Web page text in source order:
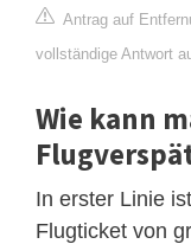
Antrag auf
vollständige Antwort
Wie kann
In erster Linie
Flugticket von